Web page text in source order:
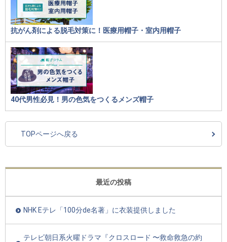
抗がん剤による脱毛対策に！医療用帽子・室内用帽子
40代男性必見！男の色気をつくるメンズ帽子
TOPページへ戻る
最近の投稿
NHK Eテレ「100分de名著」に衣装提供しました
テレビ朝日系火曜ドラマ『クロスロード 〜救命救急の約